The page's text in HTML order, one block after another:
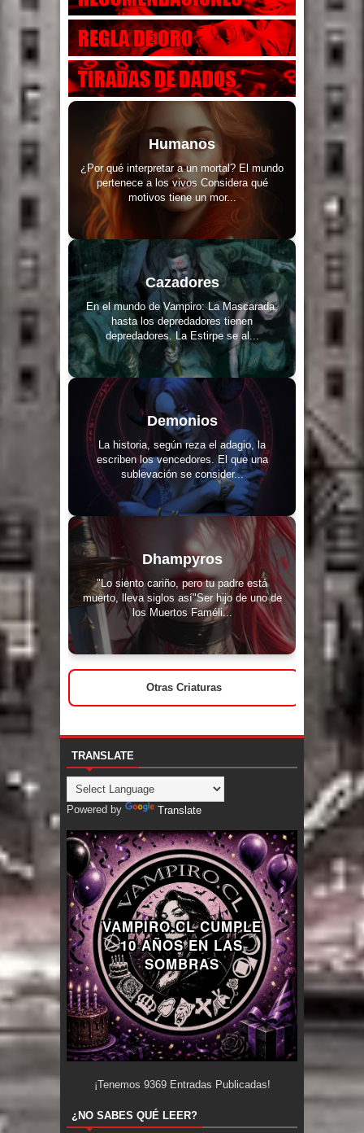
Humanos
¿Por qué interpretar a un mortal? El mundo
pertenece a los vivos Considera qué
motivos tiene un mor...
Cazadores
En el mundo de Vampiro: La Mascarada,
hasta los depredadores tienen
depredadores. La Estirpe se al...
Demonios
La historia, según reza el adagio, la
escriben los vencedores. El que una
sublevación se consider...
Dhampyros
"Lo siento cariño, pero tu padre está
muerto, lleva siglos así"Ser hijo de uno de
los Muertos Faméli...
Otras Criaturas
TRANSLATE
Powered by Translate
VAMPIRO.CL CUMPLE
10 AÑOS EN LAS
SOMBRAS
¡Tenemos 9369Entradas Publicadas!
¿NO SABES QUÉ LEER?